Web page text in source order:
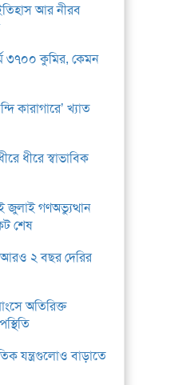
আর নীরব
৩৭০০ কুমির, কেমন
কারাগারে’ খ্যাত
ধীরে স্বাভাবিক
জুলাই গণঅভ্যুত্থান
শেষ
আরও ২ বছর দেরির
অতিরিক্ত
যন্ত্রগুলোও বাড়াতে